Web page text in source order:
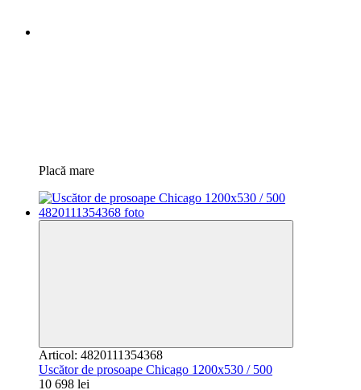
Placă mare
Articol: 4820111354368
Uscător de prosoape Chicago 1200x530 / 500
10 698 lei